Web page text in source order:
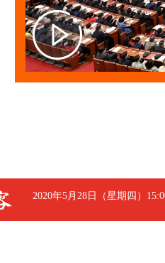
2020年5月28日（星期四）